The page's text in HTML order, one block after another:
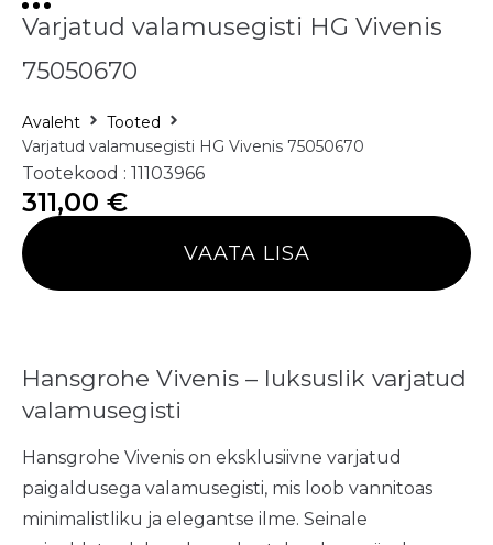
Varjatud valamusegisti HG Vivenis
75050670
Avaleht
Tooted
Varjatud valamusegisti HG Vivenis 75050670
Tootekood : 11103966
311,00 €
VAATA LISA
Hansgrohe Vivenis – luksuslik varjatud
valamusegisti
Hansgrohe Vivenis on eksklusiivne varjatud
paigaldusega valamusegisti, mis loob vannitoas
minimalistliku ja elegantse ilme. Seinale